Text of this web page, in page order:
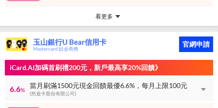
看更多
玉山銀行U Bear信用卡
Mastercard 鈦金商務
官網申請
iCard.AI加碼首刷禮200元，新戶最高享20%回饋》
6.6%
當月刷滿1500元現金回饋最優6.6%，每月上限100元
(悠遊卡股份有限公司)